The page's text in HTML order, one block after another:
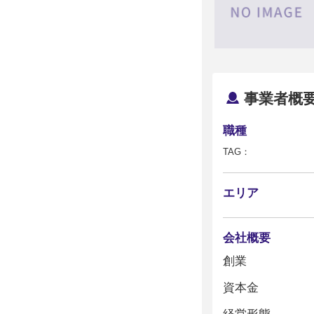
事業者概
職種
TAG：
エリア
会社概要
創業
資本金